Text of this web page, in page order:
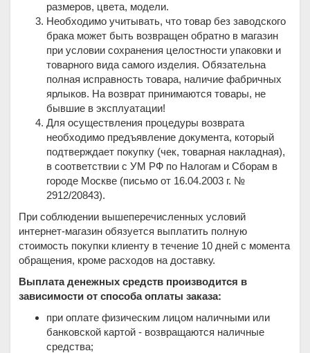
размеров, цвета, модели.
Необходимо учитывать, что товар без заводского
брака может быть возвращен обратно в магазин
при условии сохранения целостности упаковки и
товарного вида самого изделия. Обязательна
полная исправность товара, наличие фабричных
ярлыков. На возврат принимаются товары, не
бывшие в эксплуатации!
Для осуществления процедуры возврата
необходимо предъявление документа, который
подтверждает покупку (чек, товарная накладная),
в соответствии с УМ РФ по Налогам и Сборам в
городе Москве (письмо от 16.04.2003 г. №
2912/20843).
При соблюдении вышеперечисленных условий
интернет-магазин обязуется выплатить полную
стоимость покупки клиенту в течение 10 дней с момента
обращения, кроме расходов на доставку.
Выплата денежных средств производится в
зависимости от способа оплаты заказа:
при оплате физическим лицом наличными или
банковской картой - возвращаются наличные
средства;